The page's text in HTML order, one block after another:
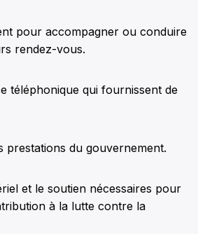
pour accompagner ou conduire
rendez-vous.
téléphonique qui fournissent de
prestations du gouvernement.
et le soutien nécessaires pour
à la lutte contre la